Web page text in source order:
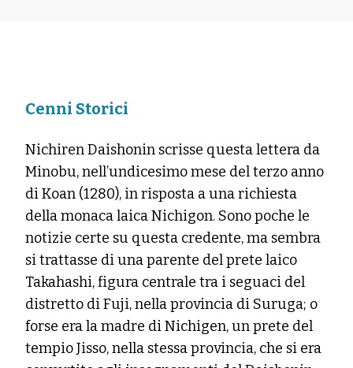
Cenni Storici
Nichiren Daishonin scrisse questa lettera da
Minobu, nell’undicesimo mese del terzo anno
di Koan (1280), in risposta a una richiesta
della monaca laica Nichigon. Sono poche le
notizie certe su questa credente, ma sembra
si trattasse di una parente del prete laico
Takahashi, figura centrale tra i seguaci del
distretto di Fuji, nella provincia di Suruga; o
forse era la madre di Nichigen, un prete del
tempio Jisso, nella stessa provincia, che si era